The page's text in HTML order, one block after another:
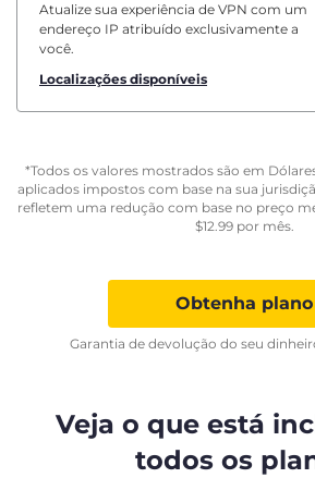
Atualize sua experiência de VPN com um
endereço IP atribuído exclusivamente a
você.
Localizações disponíveis
*Todos os valores mostrados são em
aplicados impostos com base na sua
refletem uma redução com base no preço
$12.99por mês.
Obtenha plano
Garantia de devolução do seu
Veja o que está
todos os